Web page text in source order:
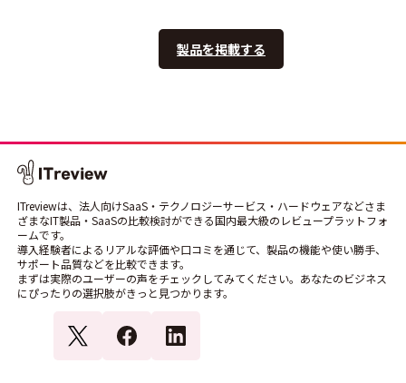
製品を掲載する
ITreviewは、法人向けSaaS・テクノロジーサービス・ハードウェアなどさま
ざまなIT製品・SaaSの比較検討ができる国内最大級のレビュープラットフォ
ームです。
導入経験者によるリアルな評価や口コミを通じて、製品の機能や使い勝手、
サポート品質などを比較できます。
まずは実際のユーザーの声をチェックしてみてください。あなたのビジネス
にぴったりの選択肢がきっと見つかります。